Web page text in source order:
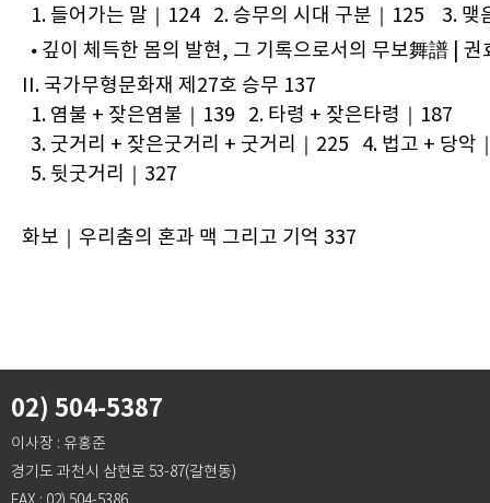
1. 들어가는 말｜124 2. 승무의 시대 구분｜125 3. 맺
⦁ 깊이 체득한 몸의 발현, 그 기록으로서의 무보舞譜 |
II. 국가무형문화재 제27호 승무 137
1. 염불 + 잦은염불｜139 2. 타령 + 잦은타령｜187
3. 굿거리 + 잦은굿거리 + 굿거리｜225 4. 법고 + 당악
5. 뒷굿거리｜327
화보｜우리춤의 혼과 맥 그리고 기억 337
02) 504-5387
이사장 : 유홍준
경기도 과천시 삼현로 53-87(갈현동)